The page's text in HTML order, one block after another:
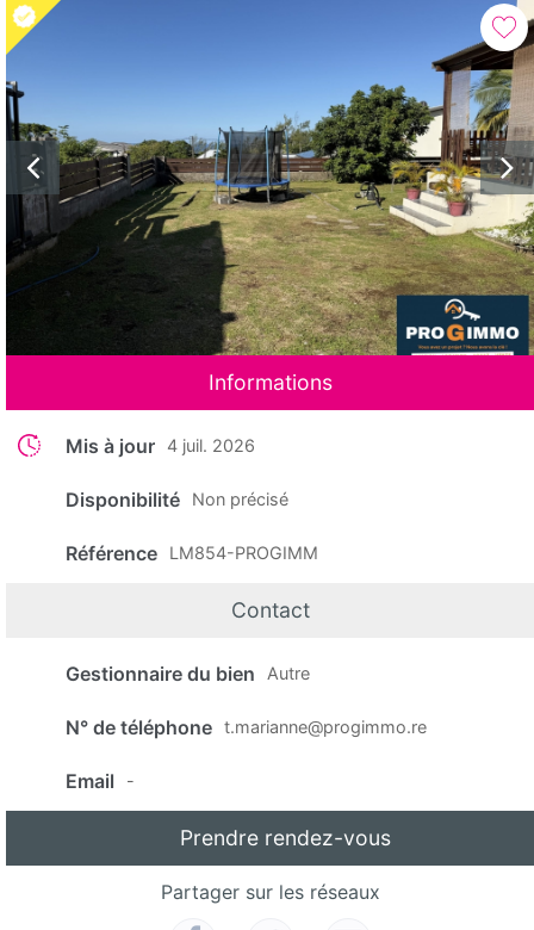
Informations
Mis à jour 4 juil. 2026
Disponibilité Non précisé
Référence LM854-PROGIMM
Contact
Gestionnaire du bien Autre
N° de téléphone t.marianne@progimmo.re
Email -
Prendre rendez-vous
Partager sur les réseaux